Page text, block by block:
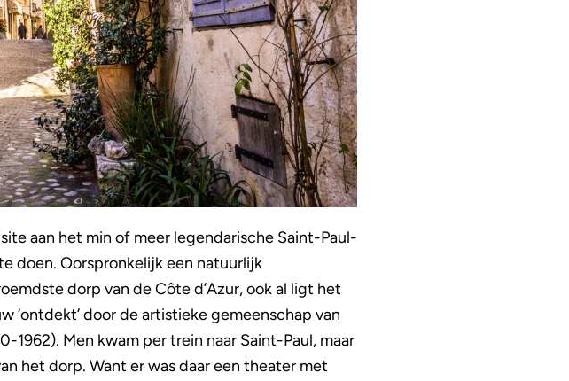
aan het min of meer legendarische Saint-Paul-
doen. Oorspronkelijk een natuurlijk
dorp van de Côte d’Azur, ook al ligt het
‘ontdekt’ door de artistieke gemeenschap van
Men kwam per trein naar Saint-Paul, maar
het dorp. Want er was daar een theater met